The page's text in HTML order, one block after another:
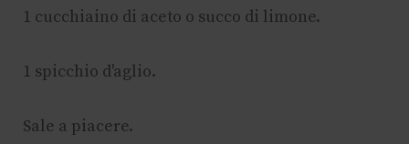
1 cucchiaino di aceto o succo di limone.
1 spicchio d'aglio.
Sale a piacere.